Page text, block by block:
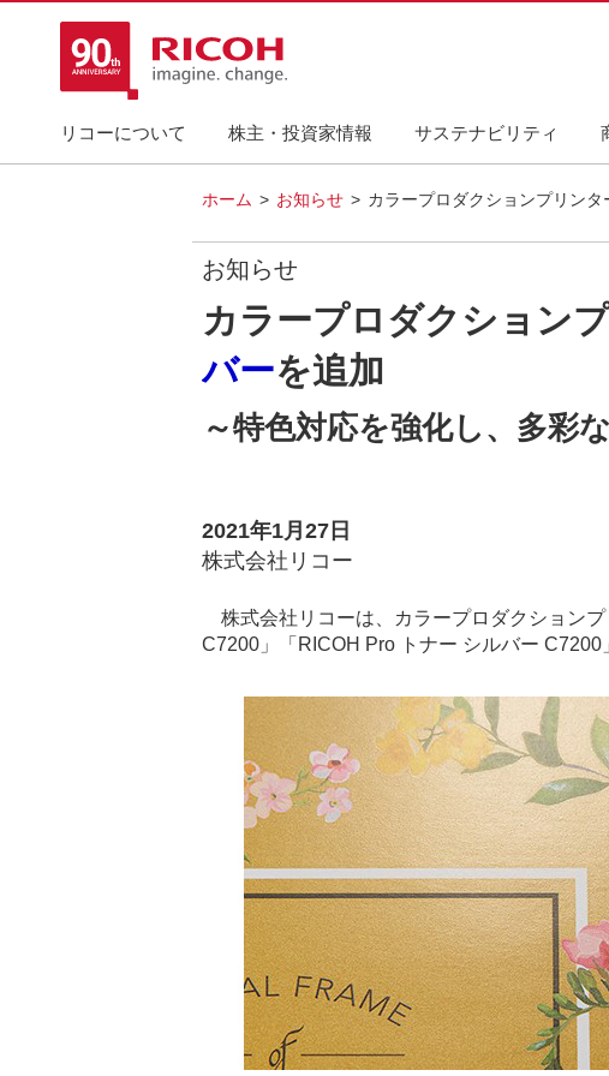
リコーについて 株主・投資家情報 サステナビリティ
ホーム お知らせ カラープロダクションプリン
お知らせ
カラープロダクション
バーを追加
～特色対応を強化し、多彩
2021年1月27日
株式会社リコー
株式会社リコーは、カラープロダクション
C7200」「RICOH Pro トナー シルバー